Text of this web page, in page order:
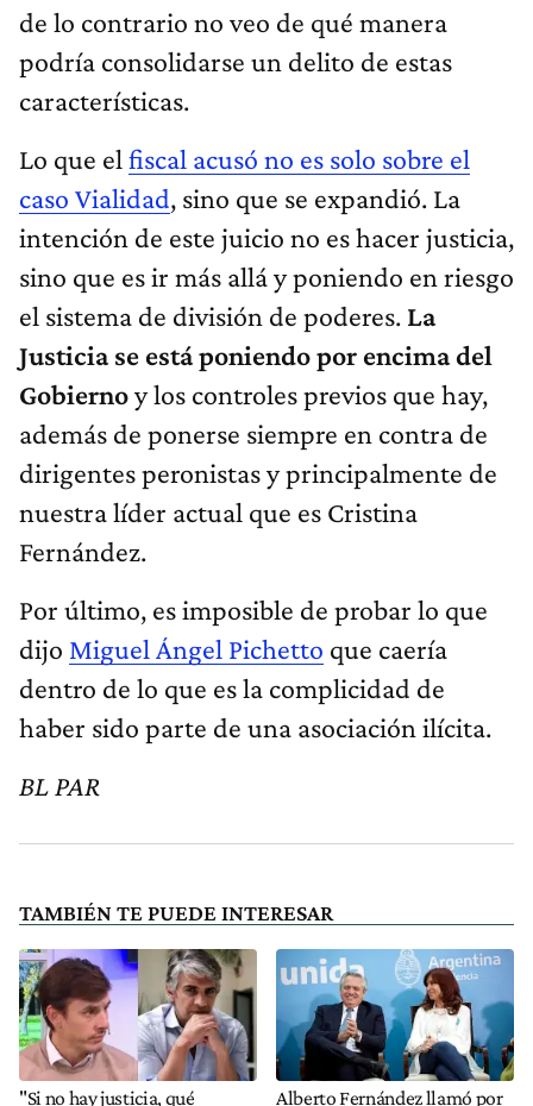
de lo contrario no veo de qué manera
podría consolidarse un delito de estas
características.
Lo que el fiscal acusó no es solo sobre el
caso Vialidad, sino que se expandió. La
intención de este juicio no es hacer justicia,
sino que es ir más allá y poniendo en riesgo
el sistema de división de poderes. La
Justicia se está poniendo por encima del
Gobiernoy los controles previos que hay,
además de ponerse siempre en contra de
dirigentes peronistas y principalmente de
nuestra líder actual que es Cristina
Fernández.
Por último, es imposible de probar lo que
dijo Miguel Ángel Pichetto que caería
dentro de lo que es la complicidad de
haber sido parte de una asociación ilícita.
BL PAR
TAMBIÉN TE PUEDE INTERESAR
"Si no hay justicia, qué
Alberto Fernández llamó por